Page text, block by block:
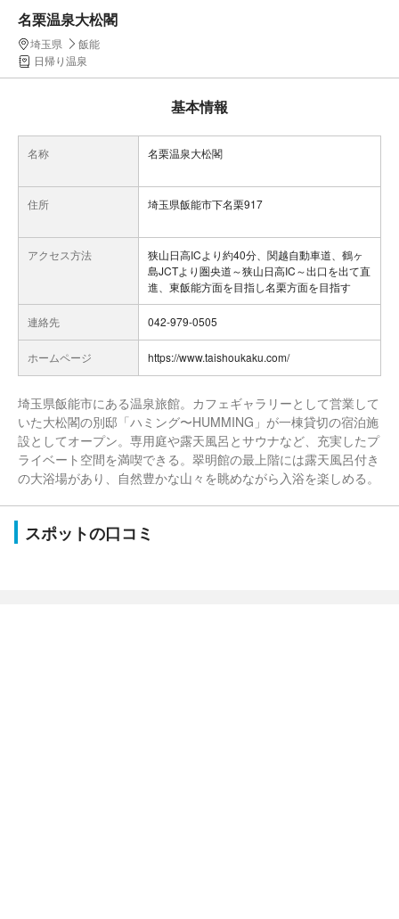
名栗温泉大松閣
埼玉県
飯能
日帰り温泉
基本情報
名称 名栗温泉大松閣
住所 埼玉県飯能市下名栗917
アクセス方法
狭山日高ICより約40分、関越自動車道、鶴ヶ
島JCTより圏央道～狭山日高IC～出口を出て直
進、東飯能方面を目指し名栗方面を目指す
連絡先 042-979-0505
ホームページ https://www.taishoukaku.com/
埼玉県飯能市にある温泉旅館。カフェギャラリーとして営業して
いた大松閣の別邸「ハミング〜HUMMING」が一棟貸切の宿泊施
設としてオープン。専用庭や露天風呂とサウナなど、充実したプ
ライベート空間を満喫できる。翠明館の最上階には露天風呂付き
の大浴場があり、自然豊かな山々を眺めながら入浴を楽しめる。
スポットの口コミ